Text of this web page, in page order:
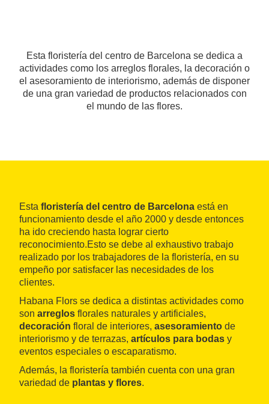
Esta floristería del centro de Barcelona se dedica a
actividades como los arreglos florales, la decoración o
el asesoramiento de interiorismo, además de disponer
de una gran variedad de productos relacionados con
el mundo de las flores.
Esta floristería del centro de Barcelona está en
funcionamiento desde el año 2000 y desde entonces
ha ido creciendo hasta lograr cierto
reconocimiento.Esto se debe al exhaustivo trabajo
realizado por los trabajadores de la floristería, en su
empeño por satisfacer las necesidades de los
clientes.
Habana Flors se dedica a distintas actividades como
son arreglos florales naturales y artificiales,
decoración floral de interiores, asesoramiento de
interiorismo y de terrazas, artículos para bodas y
eventos especiales o escaparatismo.
Además, la floristería también cuenta con una gran
variedad de plantas y flores.